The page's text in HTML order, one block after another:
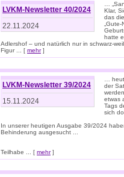
LVKM-Newsletter 40/2024
22.11.2024
…
Klar,
das
hatte
Adlershof – und natürlich nur in schwarz-
Figur ... [ mehr]
LVKM-Newsletter 39/2024
15.11.2024
…
der
etwas
Tags
sich
In unserer heutigen Ausgabe 39/2024
Behinderung ausgesucht ...
Teilhabe ... [ mehr]